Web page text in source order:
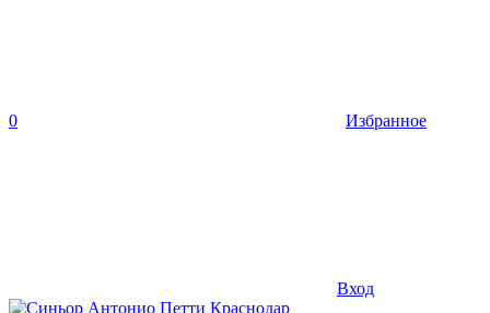
0 Избранное
Вход